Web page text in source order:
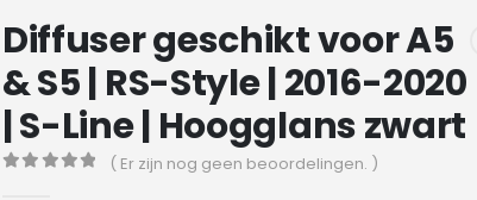
Diffuser geschikt voor A5
& S5 | RS-Style | 2016-2020
| S-Line | Hoogglans zwart
( Er zijn nog geen beoordelingen. )